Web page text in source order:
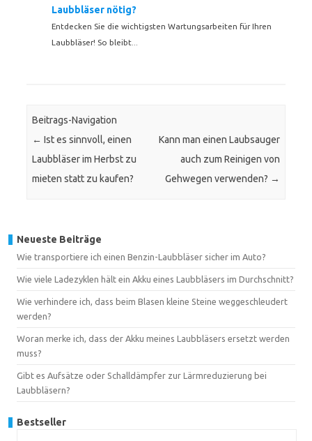
Laubbläser nötig?
Entdecken Sie die wichtigsten Wartungsarbeiten für Ihren
Laubbläser! So bleibt...
Beitrags-Navigation
← Ist es sinnvoll, einen
Laubbläser im Herbst zu
mieten statt zu kaufen?
Kann man einen Laubsauger
auch zum Reinigen von
Gehwegen verwenden? →
Neueste Beiträge
Wie transportiere ich einen Benzin-Laubbläser sicher im Auto?
Wie viele Ladezyklen hält ein Akku eines Laubbläsers im Durchschnitt?
Wie verhindere ich, dass beim Blasen kleine Steine weggeschleudert
werden?
Woran merke ich, dass der Akku meines Laubbläsers ersetzt werden
muss?
Gibt es Aufsätze oder Schalldämpfer zur Lärmreduzierung bei
Laubbläsern?
Bestseller